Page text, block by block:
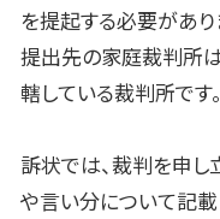
を提起する必要があり
提出先の家庭裁判所
轄している裁判所です。
訴状では、裁判を申
や言い分について記載